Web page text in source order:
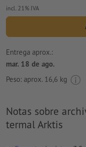
incl. 21% IVA
Entrega aprox.:
mar. 18 de ago.
Peso: aprox. 16,6 kg
Notas sobre
termal Arktis